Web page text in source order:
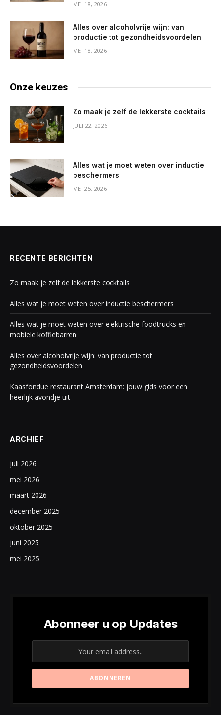
MEI 18, 2026
Alles over alcoholvrije wijn: van
productie tot gezondheidsvoordelen
MEI 18, 2026
Onze keuzes
Zo maak je zelf de lekkerste cocktails
JULI 22, 2026
Alles wat je moet weten over inductie
beschermers
MEI 25, 2026
RECENTE BERICHTEN
Zo maak je zelf de lekkerste cocktails
Alles wat je moet weten over inductie beschermers
Alles wat je moet weten over elektrische foodtrucks en
mobiele koffiebarren
Alles over alcoholvrije wijn: van productie tot
gezondheidsvoordelen
Kaasfondue restaurant Amsterdam: jouw gids voor een
heerlijk avondje uit
ARCHIEF
juli 2026
mei 2026
maart 2026
december 2025
oktober 2025
juni 2025
mei 2025
Abonneer u op Updates